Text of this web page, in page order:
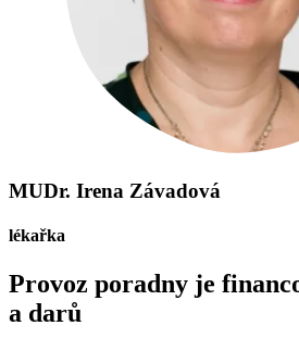
MUDr. Irena Závadová
lékařka
Provoz poradny je
a darů